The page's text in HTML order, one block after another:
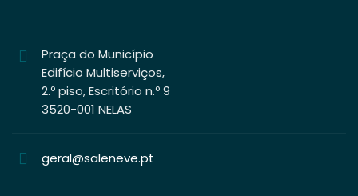
Praça do Município
Edifício Multiserviços,
2.º piso, Escritório n.º 9
3520-001 NELAS
geral@saleneve.pt